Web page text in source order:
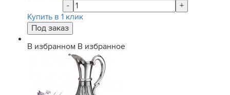
-
+
Купить в 1 клик
В избранном В избранное